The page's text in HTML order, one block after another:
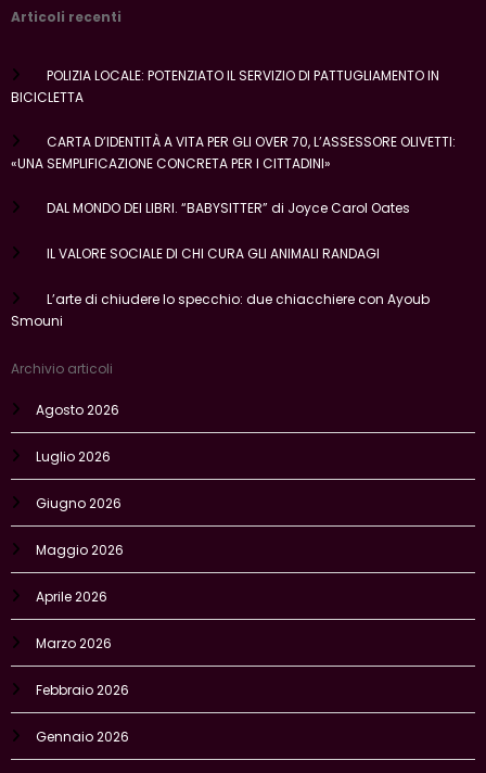
Articoli recenti
POLIZIA LOCALE: POTENZIATO IL SERVIZIO DI PATTUGLIAMENTO IN
BICICLETTA
CARTA D’IDENTITÀ A VITA PER GLI OVER 70, L’ASSESSORE OLIVETTI:
«UNA SEMPLIFICAZIONE CONCRETA PER I CITTADINI»
DAL MONDO DEI LIBRI. “BABYSITTER” di Joyce Carol Oates
IL VALORE SOCIALE DI CHI CURA GLI ANIMALI RANDAGI
L’arte di chiudere lo specchio: due chiacchiere con Ayoub
Smouni
Archivio articoli
Agosto 2026
Luglio 2026
Giugno 2026
Maggio 2026
Aprile 2026
Marzo 2026
Febbraio 2026
Gennaio 2026